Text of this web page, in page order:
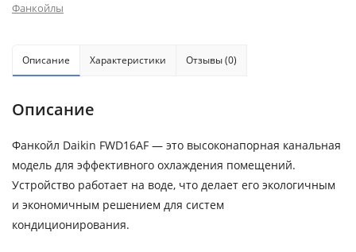
Фанкойлы
Описание Характеристики Отзывы (0)
Описание
Фанкойл Daikin FWD16AF — это высоконапорная канальная
модель для эффективного охлаждения помещений.
Устройство работает на воде, что делает его экологичным
и экономичным решением для систем
кондиционирования.